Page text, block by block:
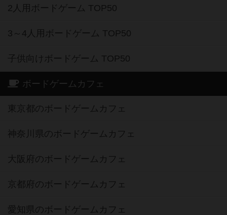
2人用ボードゲーム TOP50
3～4人用ボードゲーム TOP50
子供向けボードゲーム TOP50
ボードゲームカフェ
東京都のボードゲームカフェ
神奈川県のボードゲームカフェ
大阪府のボードゲームカフェ
京都府のボードゲームカフェ
愛知県のボードゲームカフェ